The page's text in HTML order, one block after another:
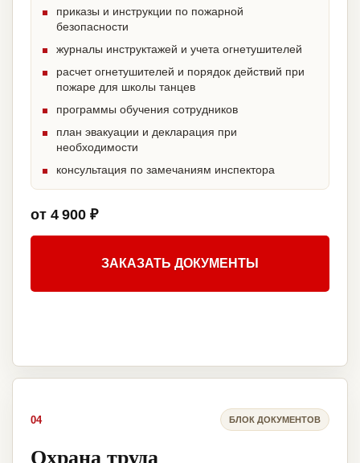
приказы и инструкции по пожарной
безопасности
журналы инструктажей и учета огнетушителей
расчет огнетушителей и порядок действий при
пожаре для школы танцев
программы обучения сотрудников
план эвакуации и декларация при
необходимости
консультация по замечаниям инспектора
от 4 900 ₽
ЗАКАЗАТЬ ДОКУМЕНТЫ
04 БЛОК ДОКУМЕНТОВ
Охрана труда